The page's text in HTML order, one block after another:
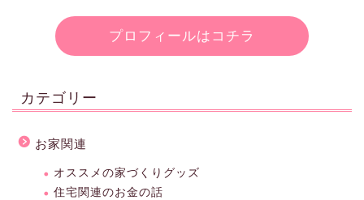
プロフィールはコチラ
カテゴリー
お家関連
オススメの家づくりグッズ
住宅関連のお金の話